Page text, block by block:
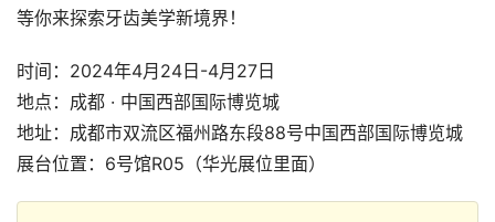
等你来探索牙齿美学新境界！
时间：2024年4月24日-4月27日
地点：成都 · 中国西部国际博览城
地址：成都市双流区福州路东段88号中国西部国际博览城
展台位置：6号馆R05（华光展位里面）